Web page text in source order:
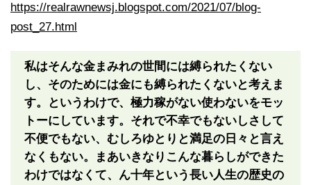
https://realrawnewsj.blogspot.com/2021/07/blog-
post_27.html
私はそんな金まみれの世間には縛られたくない
し、そのためには金にも縛られたくないと考えま
す。というわけで、極力稼がない使わないをモッ
トーにしています。それで不幸でもないしさして
不便でもない、むしろゆとりと満足の日々と言え
なくもない。まあいきなりこんな暮らしができた
わけではなくて、ん十年という長い人生の歴史の